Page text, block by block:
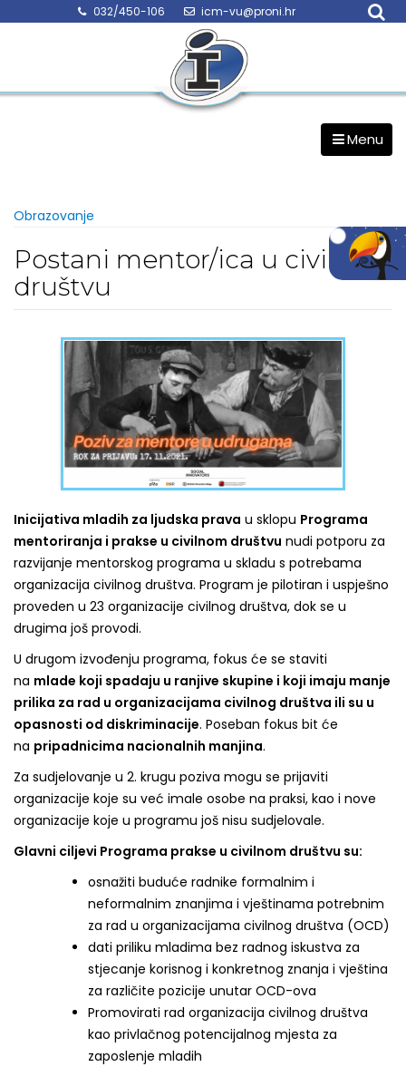
032/450-106 icm-vu@proni.hr
Menu
Obrazovanje
Postani mentor/ica u civilnom
društvu
Inicijativa mladih za ljudska prava u sklopu Programa
mentoriranja i prakse u civilnom društvu nudi potporu za
razvijanje mentorskog programa u skladu s potrebama
organizacija civilnog društva. Program je pilotiran i uspješno
proveden u 23 organizacije civilnog društva, dok se u
drugima još provodi.
U drugom izvođenju programa, fokus će se staviti
na mlade koji spadaju u ranjive skupine i koji imaju manje
prilika za rad u organizacijama civilnog društva ili su u
opasnosti od diskriminacije. Poseban fokus bit će
na pripadnicima nacionalnih manjina.
Za sudjelovanje u 2. krugu poziva mogu se prijaviti
organizacije koje su već imale osobe na praksi, kao i nove
organizacije koje u programu još nisu sudjelovale.
Glavni ciljevi Programa prakse u civilnom društvu su:
osnažiti buduće radnike formalnim i
neformalnim znanjima i vještinama potrebnim
za rad u organizacijama civilnog društva (OCD)
dati priliku mladima bez radnog iskustva za
stjecanje korisnog i konkretnog znanja i vještina
za različite pozicije unutar OCD-ova
Promovirati rad organizacija civilnog društva
kao privlačnog potencijalnog mjesta za
zaposlenje mladih